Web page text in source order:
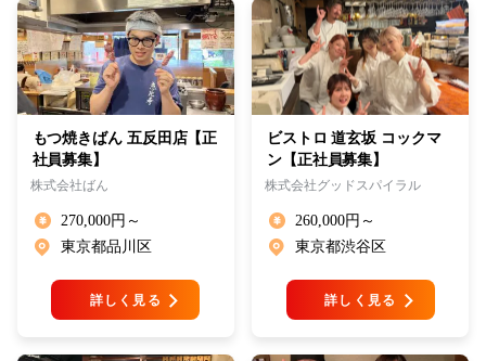
もつ焼きばん 五反田店【正
社員募集】
株式会社ばん
270,000円～
東京都品川区
詳しく見る
ビストロ 道玄坂 コックマ
ン【正社員募集】
株式会社グッドスパイラル
260,000円～
東京都渋谷区
詳しく見る